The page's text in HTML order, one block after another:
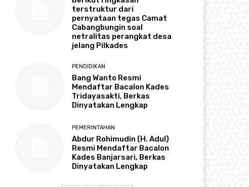
terstruktur dari
pernyataan tegas Camat
Cabangbungin soal
netralitas perangkat desa
jelang Pilkades
PENDIDIKAN
Bang Wanto Resmi
Mendaftar Bacalon Kades
Tridayasakti, Berkas
Dinyatakan Lengkap
PEMERINTAHAN
Abdur Rohimudin (H. Adul)
Resmi Mendaftar Bacalon
Kades Banjarsari, Berkas
Dinyatakan Lengkap